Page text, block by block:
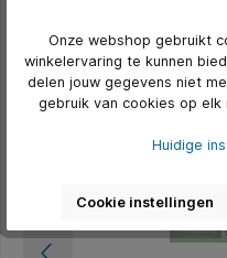
Onze webshop gebruikt
winkelervaring te kunnen
delen jouw gegevens niet
gebruik van cookies op elk
Huidige
Cookie instellingen